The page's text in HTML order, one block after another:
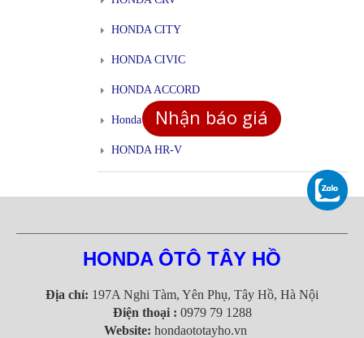
HONDA CITY
HONDA CIVIC
HONDA ACCORD
Honda BR-V
HONDA HR-V
HONDA ÔTÔ TÂY HỒ
Địa chỉ: 197A Nghi Tàm, Yên Phụ, Tây Hồ, Hà Nội
Điện thoại : 0979 79 1288
Website: hondaototayho.vn
Nhận báo giá